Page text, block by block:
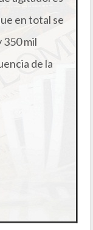
en total se
mil
de la